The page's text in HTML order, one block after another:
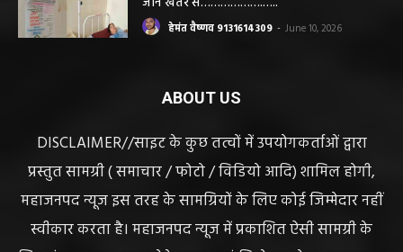
हेमंत वैष्णव 9131614309 - June 10, 2026
ABOUT US
DISCLAIMER//साइट के कुछ तत्वों में उपयोगकर्ताओं द्वारा
प्रस्तुत सामग्री ( समाचार / फोटो / विडियो आदि) शामिल होगी,
महाजनपद न्यूज इस तरह के सामग्रियों के लिए कोई जिम्मेदार नहीं
स्वीकार करता है। महाजनपद न्यूज में प्रकाशित ऐसी सामग्री के